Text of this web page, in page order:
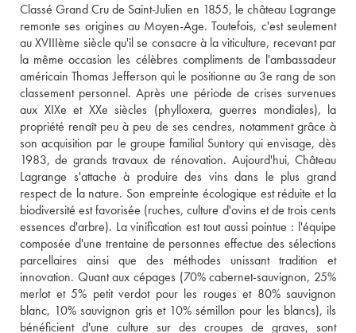
Classé Grand Cru de Saint-Julien en 1855, le château Lagrange
remonte ses origines au Moyen-Age. Toutefois, c'est seulement
au XVIIIème siècle qu'il se consacre à la viticulture, recevant par
la même occasion les célèbres compliments de l'ambassadeur
américain Thomas Jefferson qui le positionne au 3e rang de son
classement personnel. Après une période de crises survenues
aux XIXe et XXe siècles (phylloxera, guerres mondiales), la
propriété renaît peu à peu de ses cendres, notamment grâce à
son acquisition par le groupe familial Suntory qui envisage, dès
1983, de grands travaux de rénovation. Aujourd'hui, Château
Lagrange s'attache à produire des vins dans le plus grand
respect de la nature. Son empreinte écologique est réduite et la
biodiversité est favorisée (ruches, culture d'ovins et de trois cents
essences d'arbre). La vinification est tout aussi pointue : l'équipe
composée d'une trentaine de personnes effectue des sélections
parcellaires ainsi que des méthodes unissant tradition et
innovation. Quant aux cépages (70% cabernet-sauvignon, 25%
merlot et 5% petit verdot pour les rouges et 80% sauvignon
blanc, 10% sauvignon gris et 10% sémillon pour les blancs), ils
bénéficient d'une culture sur des croupes de graves, sont